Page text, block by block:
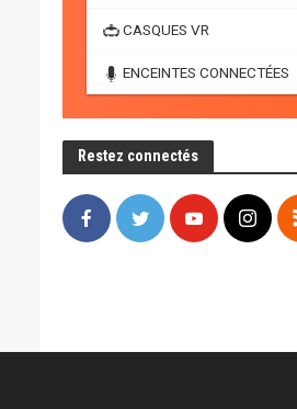
CASQUES VR
ENCEINTES CONNECTÉES
Restez connectés